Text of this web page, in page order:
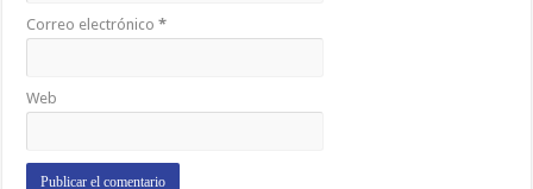
Correo electrónico*
Web